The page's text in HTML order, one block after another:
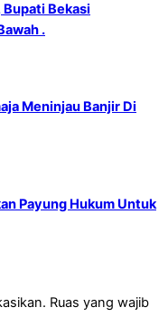
Bupati Bekasi
.
Meninjau Banjir Di
Payung Hukum Untuk
Ruas yang wajib